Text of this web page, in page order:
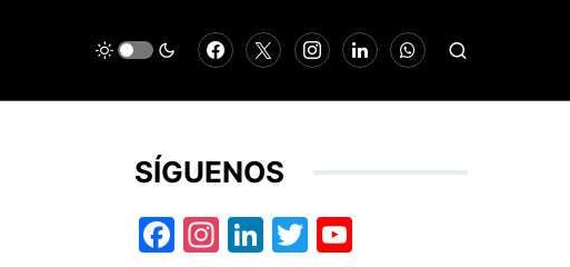
SÍGUENOS
Facebook
Instagram
LinkedIn
Twitter